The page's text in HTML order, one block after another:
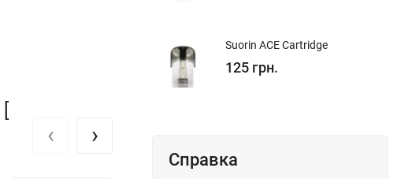
‹ ›
Suorin ACE Cartridge
125 грн.
Справка